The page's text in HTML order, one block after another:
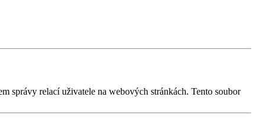
správy relací uživatele na webových stránkách. Tento soubor